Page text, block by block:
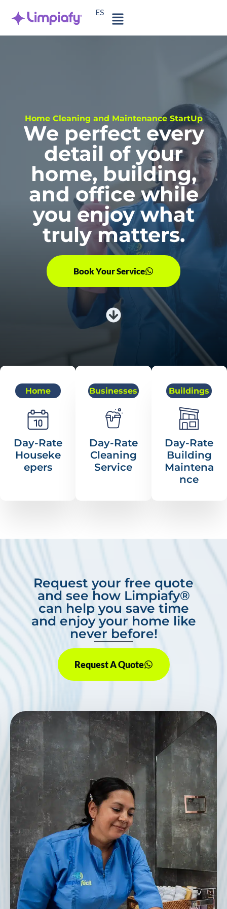
ES
Home Cleaning and Maintenance StartUp
We perfect every
detail of your
home, building,
and office while
you enjoy what
truly matters.
Book Your Service
Home
Day-Rate
Houseke
epers
Businesses
Day-Rate
Cleaning
Service
Buildings
Day-Rate
Building
Maintena
nce
Request your free quote
and see how Limpiafy®
can help you save time
and enjoy your home like
never before!
Request A Quote